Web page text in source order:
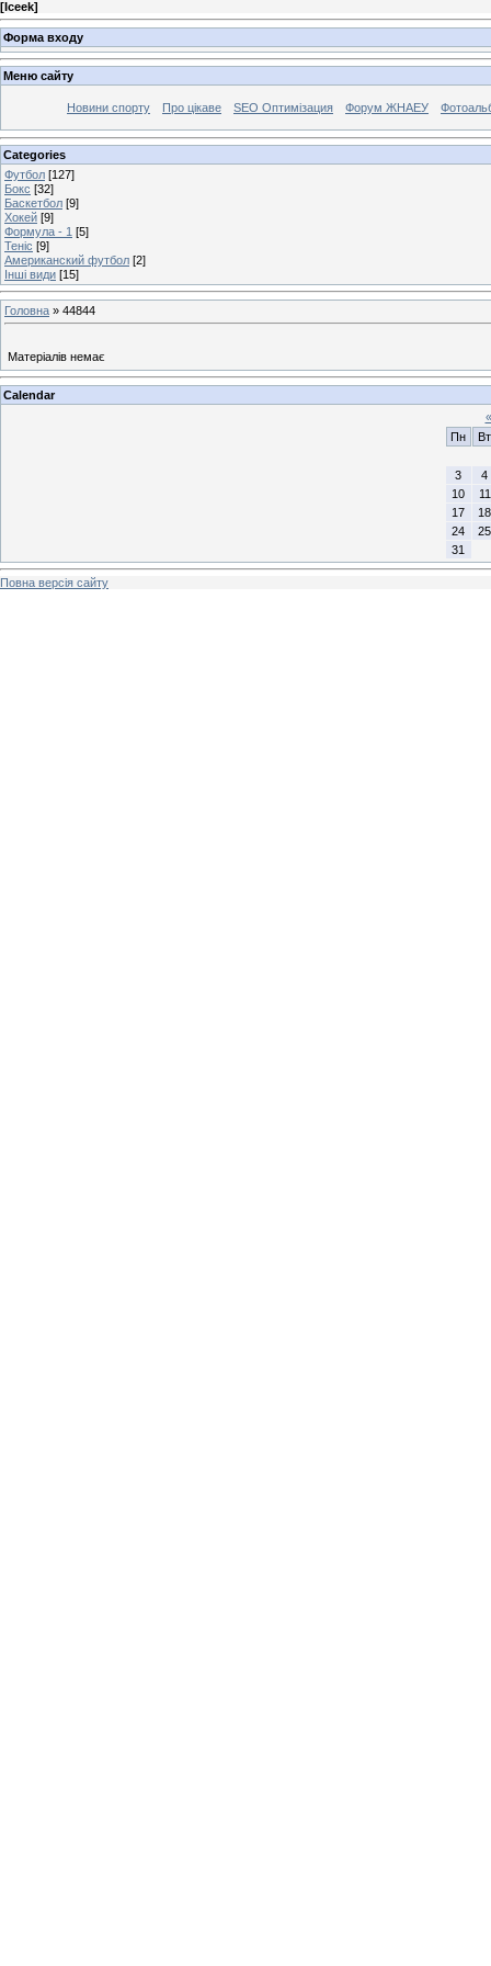
[Iceek]
Форма входу
Меню сайту
Новини спорту Про цікаве SEO Оптимізация Форум ЖНАЕУ
Categories
Футбол [127]
Бокс [32]
Баскетбол [9]
Хокей [9]
Формула - 1 [5]
Теніс [9]
Американский футбол [2]
Інші види [15]
Головна » 44844
Матеріалів немає
Calendar
«
Пн
Вт
3
4
10
11
17
18
24
25
31
Повна версія сайту